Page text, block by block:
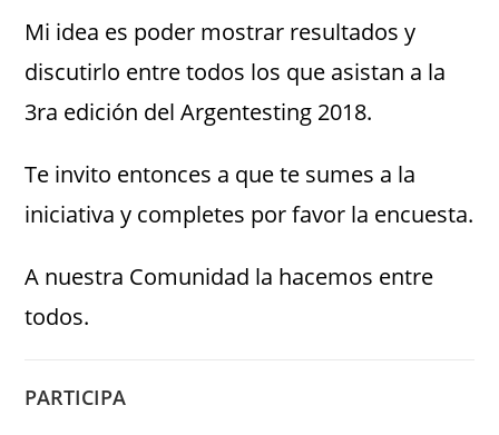
Mi idea es poder mostrar resultados y
discutirlo entre todos los que asistan a la
3ra edición del Argentesting 2018.
Te invito entonces a que te sumes a la
iniciativa y completes por favor la encuesta.
A nuestra Comunidad la hacemos entre
todos.
PARTICIPA